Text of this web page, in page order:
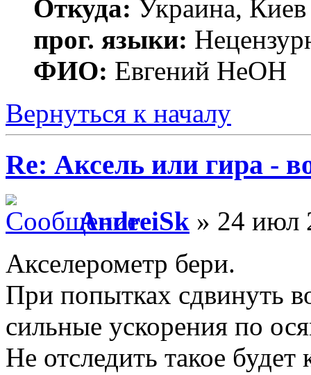
Откуда: Украина, Киев
прог. языки:
ФИО: Евгений НеОН
Вернуться к началу
Re: Аксель или гира -
AndreiSk » 24 июл
Акселерометр бери.
При попытках сдвинуть
сильные ускорения по
Не отследить такое